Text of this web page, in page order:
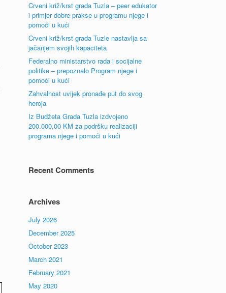
Crveni križ/krst grada Tuzla – peer edukator
i primjer dobre prakse u programu njege i
pomoći u kući
Crveni križ/krst grada Tuzle nastavlja sa
jačanjem svojih kapaciteta
Federalno ministarstvo rada i socijalne
politike – prepoznalo Program njege i
pomoći u kući
Zahvalnost uvijek pronađe put do svog
heroja
Iz Budžeta Grada Tuzla izdvojeno
200.000,00 KM za podršku realizaciji
programa njege i pomoći u kući
Recent Comments
Archives
July 2026
December 2025
October 2023
March 2021
February 2021
May 2020